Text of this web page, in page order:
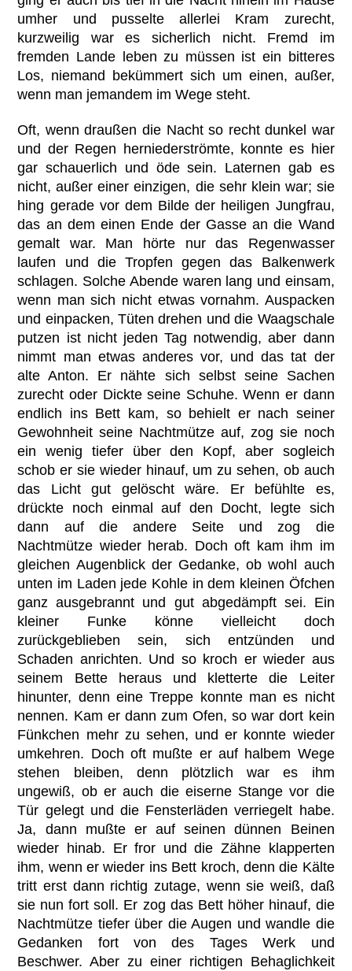
umher und pusselte allerlei Kram zurecht,
kurzweilig war es sicherlich nicht. Fremd im
fremden Lande leben zu müssen ist ein bitteres
Los, niemand bekümmert sich um einen, außer,
wenn man jemandem im Wege steht.
Oft, wenn draußen die Nacht so recht dunkel war
und der Regen herniederströmte, konnte es hier
gar schauerlich und öde sein. Laternen gab es
nicht, außer einer einzigen, die sehr klein war; sie
hing gerade vor dem Bilde der heiligen Jungfrau,
das an dem einen Ende der Gasse an die Wand
gemalt war. Man hörte nur das Regenwasser
laufen und die Tropfen gegen das Balkenwerk
schlagen. Solche Abende waren lang und einsam,
wenn man sich nicht etwas vornahm. Auspacken
und einpacken, Tüten drehen und die Waagschale
putzen ist nicht jeden Tag notwendig, aber dann
nimmt man etwas anderes vor, und das tat der
alte Anton. Er nähte sich selbst seine Sachen
zurecht oder Dickte seine Schuhe. Wenn er dann
endlich ins Bett kam, so behielt er nach seiner
Gewohnheit seine Nachtmütze auf, zog sie noch
ein wenig tiefer über den Kopf, aber sogleich
schob er sie wieder hinauf, um zu sehen, ob auch
das Licht gut gelöscht wäre. Er befühlte es,
drückte noch einmal auf den Docht, legte sich
dann auf die andere Seite und zog die
Nachtmütze wieder herab. Doch oft kam ihm im
gleichen Augenblick der Gedanke, ob wohl auch
unten im Laden jede Kohle in dem kleinen Öfchen
ganz ausgebrannt und gut abgedämpft sei. Ein
kleiner Funke könne vielleicht doch
zurückgeblieben sein, sich entzünden und
Schaden anrichten. Und so kroch er wieder aus
seinem Bette heraus und kletterte die Leiter
hinunter, denn eine Treppe konnte man es nicht
nennen. Kam er dann zum Ofen, so war dort kein
Fünkchen mehr zu sehen, und er konnte wieder
umkehren. Doch oft mußte er auf halbem Wege
stehen bleiben, denn plötzlich war es ihm
ungewiß, ob er auch die eiserne Stange vor die
Tür gelegt und die Fensterläden verriegelt habe.
Ja, dann mußte er auf seinen dünnen Beinen
wieder hinab. Er fror und die Zähne klapperten
ihm, wenn er wieder ins Bett kroch, denn die Kälte
tritt erst dann richtig zutage, wenn sie weiß, daß
sie nun fort soll. Er zog das Bett höher hinauf, die
Nachtmütze tiefer über die Augen und wandle die
Gedanken fort von des Tages Werk und
Beschwer. Aber zu einer richtigen Behaglichkeit